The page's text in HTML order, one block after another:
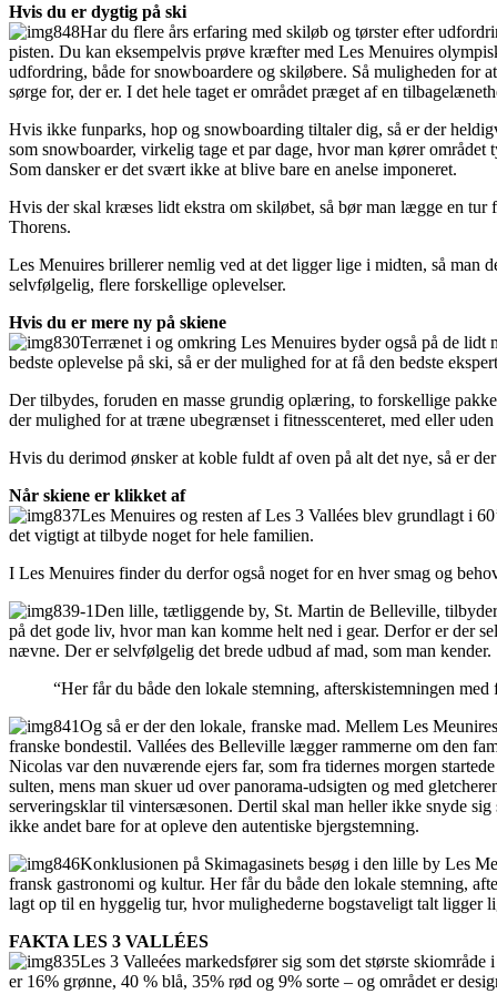
Hvis du er dygtig på ski
Har du flere års erfaring med skiløb og tørster efter
pisten. Du kan eksempelvis prøve kræfter med Les Menuires
udfordring, både for snowboardere og skiløbere. Så muligheden for
sørge for, der er. I det hele taget er området præget af en
Hvis ikke funparks, hop og snowboarding tiltaler dig, så er der
som snowboarder, virkelig tage et par dage, hvor man kører
Som dansker er det svært ikke at blive bare en anelse imponeret.
Hvis der skal kræses lidt ekstra om skiløbet, så bør man lægge en tur
Thorens.
Les Menuires brillerer nemlig ved at det ligger lige i midten, så man
selvfølgelig, flere forskellige oplevelser.
Hvis du er mere ny på skiene
Terrænet i og omkring Les Menuires byder også på de lidt
bedste oplevelse på ski, så er der mulighed for at få den bedste
Der tilbydes, foruden en masse grundig oplæring, to forskellige
der mulighed for at træne ubegrænset i fitnesscenteret, med eller
Hvis du derimod ønsker at koble fuldt af oven på alt det nye, så er
Når skiene er klikket af
Les Menuires og resten af Les 3 Vallées blev grundlagt i
det vigtigt at tilbyde noget for hele familien.
I Les Menuires finder du derfor også noget for en hver smag og
Den lille, tætliggende by, St. Martin de Belleville,
på det gode liv, hvor man kan komme helt ned i gear. Derfor er der
nævne. Der er selvfølgelig det brede udbud af mad, som man kender.
“Her får du både den lokale stemning, afterskistemningen
Og så er der den lokale, franske mad. Mellem Les
franske bondestil. Vallées des Belleville lægger rammerne om den
Nicolas var den nuværende ejers far, som fra tidernes morgen
sulten, mens man skuer ud over panorama-udsigten og med
serveringsklar til vintersæsonen. Dertil skal man heller ikke snyde
ikke andet bare for at opleve den autentiske bjergstemning.
Konklusionen på Skimagasinets besøg i den lille by Les
fransk gastronomi og kultur. Her får du både den lokale stemning,
lagt op til en hyggelig tur, hvor mulighederne bogstaveligt talt ligger
FAKTA LES 3 VALLÉES
Les 3 Valleées markedsfører sig som det største
er 16% grønne, 40 % blå, 35% rød og 9% sorte – og området er